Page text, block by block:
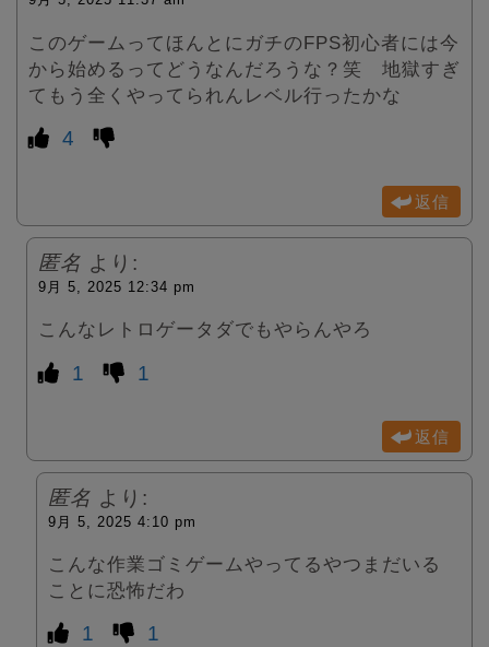
このゲームってほんとにガチのFPS初心者には今
から始めるってどうなんだろうな？笑 地獄すぎ
てもう全くやってられんレベル行ったかな
4
返信
匿名 より:
9月 5, 2025 12:34 pm
こんなレトロゲータダでもやらんやろ
1 1
返信
匿名 より:
9月 5, 2025 4:10 pm
こんな作業ゴミゲームやってるやつまだいる
ことに恐怖だわ
1 1